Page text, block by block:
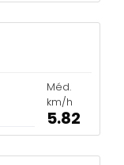
Méd.
km/h
5.82